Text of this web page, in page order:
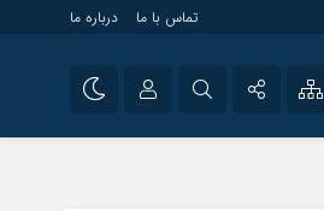
تماس با ما درباره ما